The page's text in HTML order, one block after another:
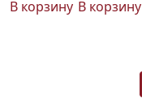
В корзину В корзину